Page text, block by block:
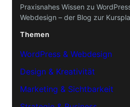
Praxisnahes Wissen zu
Webdesign – der Blog zur
Themen
WordPress & Webdesign
Design & Kreativität
Marketing & Sichtbarkeit